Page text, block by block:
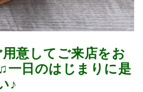
意してご来店をお
一日のはじまりに是
♪